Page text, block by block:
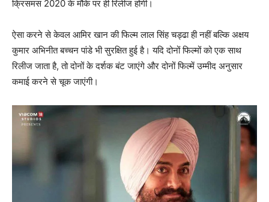
क्रिसमस 2020 के मौके पर ही रिलीज होगी।
ऐसा करने से केवल आमिर खान की फिल्‍म लाल सिंह चड्ढा ही नहीं बल्कि अक्षय
कुमार अभिनीत बच्‍चन पांडे भी सुरक्षि‍त हुई है। यद‍ि दोनों फिल्‍मों को एक साथ
रिलीज जाता है, तो दोनों के दर्शक बंट जाएंगे और दोनों फिल्‍में उम्‍मीद अनुसार
कमाई करने से चूक जाएंगी।